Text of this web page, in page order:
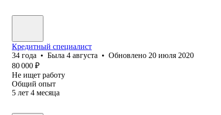
Кредитный специалист
34 года • Была 4 августа • Обновлено 20 июля 2020
80 000 ₽
Не ищет работу
Общий опыт
5 лет 4 месяца